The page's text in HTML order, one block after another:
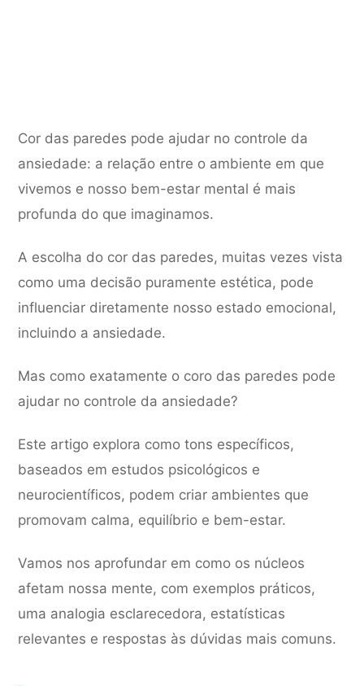
Cor das paredes pode ajudar no controle da
ansiedade: a relação entre o ambiente em que
vivemos e nosso bem-estar mental é mais
profunda do que imaginamos.
A escolha do cor das paredes, muitas vezes vista
como uma decisão puramente estética, pode
influenciar diretamente nosso estado emocional,
incluindo a ansiedade.
Mas como exatamente o coro das paredes pode
ajudar no controle da ansiedade?
Este artigo explora como tons específicos,
baseados em estudos psicológicos e
neurocientíficos, podem criar ambientes que
promovam calma, equilíbrio e bem-estar.
Vamos nos aprofundar em como os núcleos
afetam nossa mente, com exemplos práticos,
uma analogia esclarecedora, estatísticas
relevantes e respostas às dúvidas mais comuns.